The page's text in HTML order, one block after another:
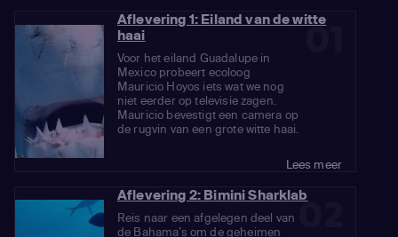
01
Aflevering 1: Eiland van de witte
haai
Voor het eiland Guadalupe in
Mexico probeert ecoloog
Mauricio Hoyos iets wat we nog
niet eerder op televisie zagen.
Mauricio bevestigt een camera op
de rugvin van een grote witte haai.
Lees meer
02
Aflevering 2: Bimini Sharklab
Reis naar een afgelegen deel van
de Bahama’s om de geheimen